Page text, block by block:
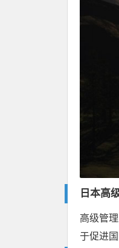
日本高
高级管
于促进